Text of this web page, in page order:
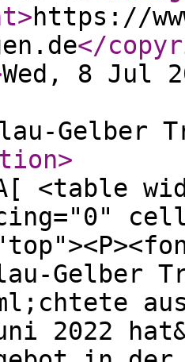
>https://
</
Wed, 8 Jul
Gelber
>
<table
Gelber
2022